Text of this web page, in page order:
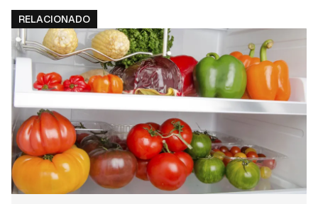
RELACIONADO